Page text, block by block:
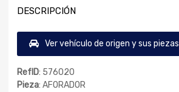
DESCRIPCIÓN
Ver vehículo de origen y sus piezas
RefID: 576020
Pieza: AFORADOR